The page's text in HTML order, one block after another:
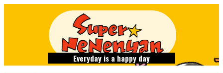
Everyday is a happy day